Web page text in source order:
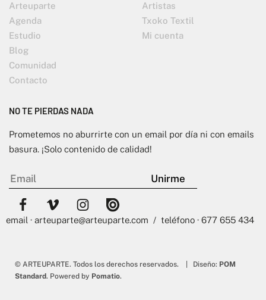
Arteuparte
Agenda
Estudio
Blog
Comunidad
Contacto
Artistas
Txoko Textil
Mi cuenta
NO TE PIERDAS NADA
Prometemos no aburrirte con un email por día ni con emails
basura. ¡Solo contenido de calidad!
email · arteuparte@arteuparte.com / teléfono · 677 655 434
© ARTEUPARTE. Todos los derechos reservados. | Diseño: POM
Standard. Powered by Pomatio.